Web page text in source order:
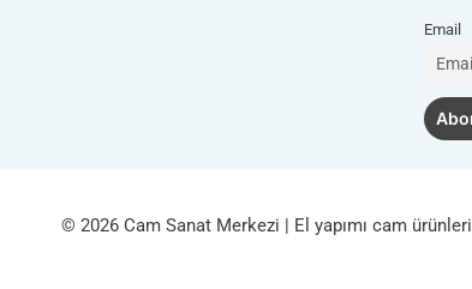
Email
© 2026 Cam Sanat Merkezi | El yapımı cam ürünleri